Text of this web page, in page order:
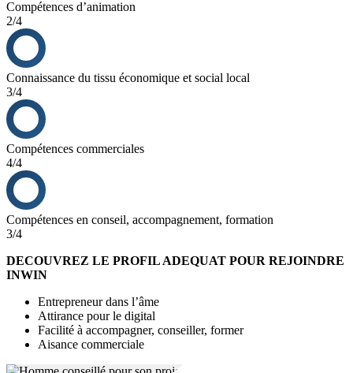
Compétences d’animation
2/4
Connaissance du tissu économique et social local
3/4
Compétences commerciales
4/4
Compétences en conseil, accompagnement, formation
3/4
DECOUVREZ LE PROFIL ADEQUAT POUR REJOINDRE
INWIN
Entrepreneur dans l’âme
Attirance pour le digital
Facilité à accompagner, conseiller, former
Aisance commerciale